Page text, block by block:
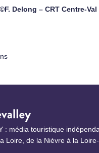
Delong – CRT Centre-
: média touristique
Loire, de la Nièvre à la